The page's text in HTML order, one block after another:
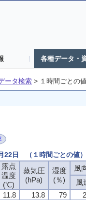
各種データ・
ータ検索 > １時間ごとの
22日 （１時間ごとの値）
露点
温度
(℃)
蒸気圧
(hPa)
湿度
(％)
風
風
11.8 13.8 79